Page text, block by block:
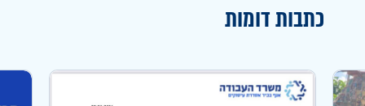
כתבות דומות